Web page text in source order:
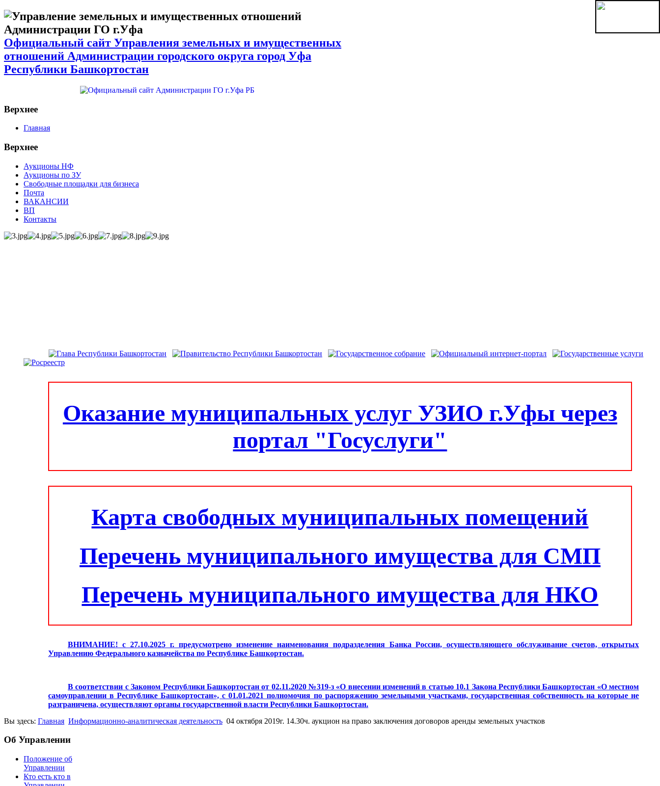
Официальный сайт Управления земельных и имущественных
отношений Администрации городского округа город Уфа
Республики Башкортостан
Верхнее
Главная
Верхнее
Аукционы НФ
Аукционы по ЗУ
Свободные площадки для бизнеса
Почта
ВАКАНСИИ
ВП
Контакты
Оказание муниципальных услуг УЗИО г.Уфы через
портал "Госуслуги"
Карта свободных муниципальных помещений
Перечень муниципального имущества для СМП
Перечень муниципального имущества для НКО
ВНИМАНИЕ! с 27.10.2025 г. предусмотрено изменение наименования подразделения Банка России, осуществляющего обслуживание счетов, открытых
Управлению Федерального казначейства по Республике Башкортостан.
В соответствии с Законом Республики Башкортостан от 02.11.2020 №319-з «О внесении изменений в статью 10.1 Закона Республики Башкортостан «О местном
самоуправлении в Республике Башкортостан», с 01.01.2021 полномочия по распоряжению земельными участками, государственная собственность на которые не
разграничена, осуществляют органы государственной власти Республики Башкортостан.
Вы здесь: Главная Информационно-аналитическая деятельность 04 октября 2019г. 14.30ч. аукцион на право заключения договоров аренды земельных участков
Об Управлении
Положение об
Управлении
Кто есть кто в